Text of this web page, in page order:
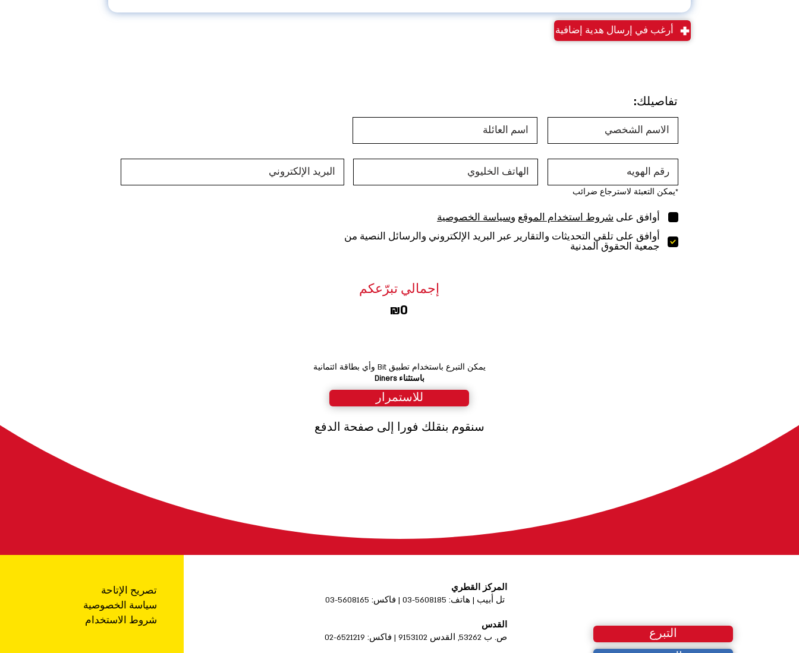
أرغب في إرسال هدية إضافية
تفاصيلك:
*يمكن التعبئة لاسترجاع ضرائب
أوافق على شروط استخدام الموقع وسياسة الخصوصية
أوافق على تلقي التحديثات والتقارير عبر البريد الإلكتروني والرسائل النصية من
جمعية الحقوق المدنية
₪0
إجمالي تبرّعكم
يمكن التبرع باستخدام تطبيق Bit وأي بطاقة ائتمانية
باستثناء Diners
للاستمرار
سنقوم بنقلك فورا إلى صفحة الدفع
تصريح الإتاحة
سياسة الخصوصية
شروط الاستخدام
المركز القطري
تل أبيب | هاتف: 5608185-03 | فاكس: 5608165-03
القدس
ص. ب 53262, القدس 9153102 | فاكس: 6521219-02
التبرع